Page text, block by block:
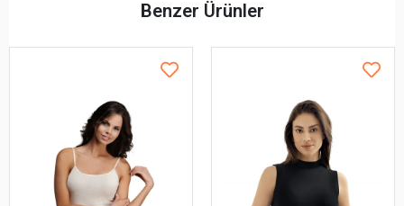
Benzer Ürünler